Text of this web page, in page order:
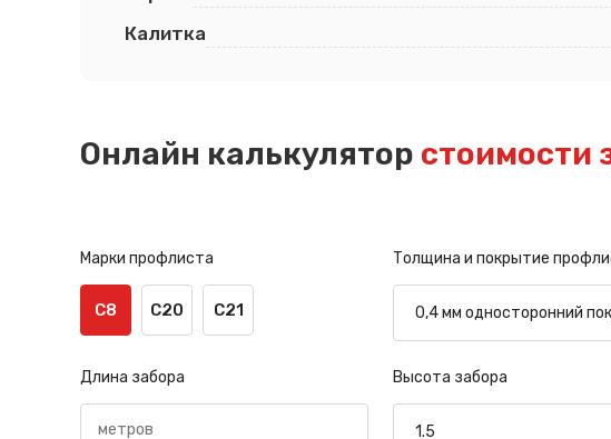
Калитка
Онлайн калькулятор стоимости
Марки профлиста
С8 С20 С21
Толщина и покрытие
Длина забора Высота забора